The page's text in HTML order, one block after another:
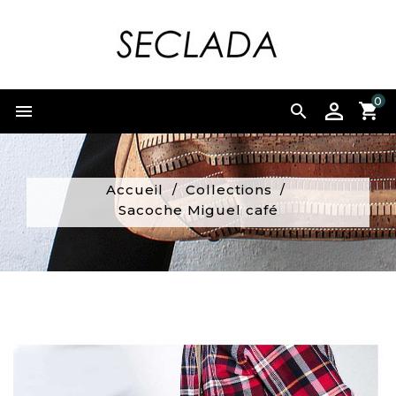

 0
Accueil
Collections
Sacoche Miguel café